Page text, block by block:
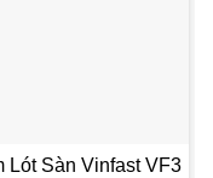
Lót Sàn Vinfast VF3